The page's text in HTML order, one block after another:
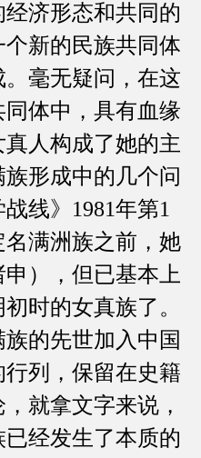
济形态和共同的
新的民族共同体
毫无疑问，在这
体中，具有血缘
人构成了她的主
形成中的几个问
线》1981年第1
满洲族之前，她
），但已基本上
时的女真族了。
的先世加入中国
列，保留在史籍
就拿文字来说，
经发生了本质的